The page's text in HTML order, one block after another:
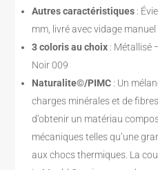
Autres caractéristiques :
mm, livré avec vidage
3 coloris au choix : Métallisé
Noir 009
Naturalite©/PIMC : Un
charges minérales et de
d’obtenir un matériau
mécaniques telles qu’une
aux chocs thermiques. La